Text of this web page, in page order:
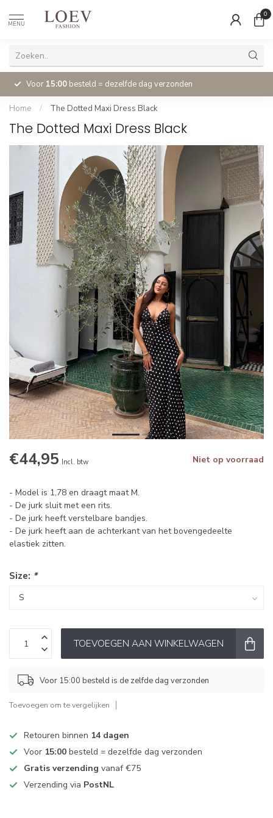
MENU
0
Voor 15:00 besteld = dezelfde dag verzonden
Home / The Dotted Maxi Dress Black
The Dotted Maxi Dress Black
€44,95 Incl. btw Niet op voorraad
- Model is 1,78 en draagt maat M.
- De jurk sluit met een rits.
- De jurk heeft verstelbare bandjes.
- De jurk heeft aan de achterkant van het bovengedeelte
elastiek zitten.
Size: *
TOEVOEGEN AAN WINKELWAGEN
Voor 15:00 besteld is de zelfde dag verzonden
Toevoegen om te vergelijken
Retouren binnen 14 dagen
Voor 15:00 besteld = dezelfde dag verzonden
Gratis verzending vanaf €75
Verzending via PostNL